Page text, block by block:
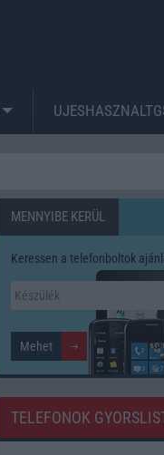
MENNYIBE KERÜL
Keressen a telefonboltok
TELEFONOK